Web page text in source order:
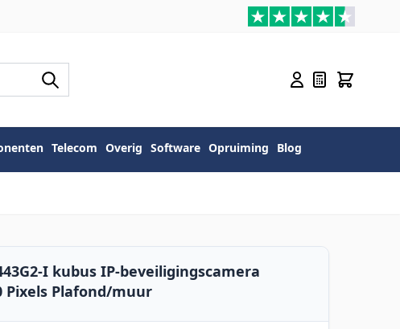
Telecom Overig Software Opruiming Blog
I kubus IP-beveiligingscamera
Pixels Plafond/muur